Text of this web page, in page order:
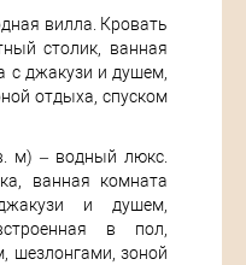
вилла. Кровать
столик, ванная
с джакузи и душем,
отдыха, спуском
м) – водный люкс.
ванная комната
и душем,
в пол,
шезлонгами, зоной